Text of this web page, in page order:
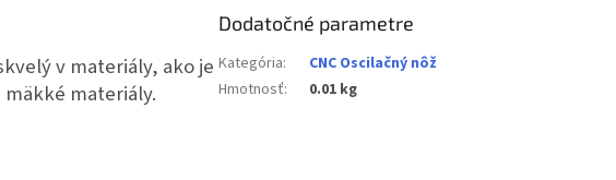
v materiály, ako je
materiály.
Dodatočné parametre
Kategória:
CNC Oscilačný nôž
Hmotnosť: 0.01 kg